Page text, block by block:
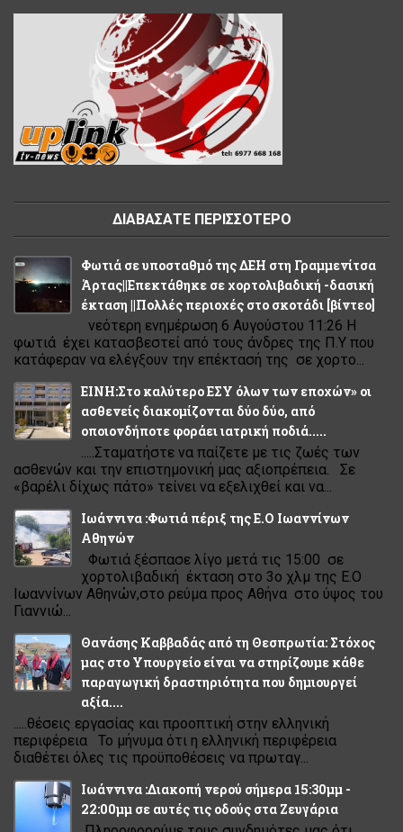
ΔΙΑΒΑΣΑΤΕ ΠΕΡΙΣΣΟΤΕΡΟ
Φωτιά σε υποσταθμό της ΔΕΗ στη Γραμμενίτσα
Άρτας||Επεκτάθηκε σε χορτολιβαδική -δασική
έκταση ||Πολλές περιοχές στο σκοτάδι [βίντεο]
νεότερη ενημέρωση 6 Αυγούστου 11:26 Η
φωτιά έχει κατασβεστεί από τους άνδρες της Π.Υ που
κατάφεραν να ελέγξουν την επέκτασή της σε χορτο...
ΕΙΝΗ:Στο καλύτερο ΕΣΥ όλων των εποχών» οι
ασθενείς διακομίζονται δύο δύο, από
οποιονδήποτε φοράει ιατρική ποδιά.....
.....Σταματήστε να παίζετε με τις ζωές των
ασθενών και την επιστημονική μας αξιοπρέπεια. Σε
«βαρέλι δίχως πάτο» τείνει να εξελιχθεί και να...
Ιωάννινα :Φωτιά πέριξ της Ε.Ο Ιωαννίνων
Αθηνών
Φωτιά ξέσπασε λίγο μετά τις 15:00 σε
χορτολιβαδική έκταση στο 3ο χλμ της Ε.Ο
Ιωαννίνων Αθηνών,στο ρεύμα προς Αθήνα στο ύψος του
Γιαννιώ...
Θανάσης Καββαδάς από τη Θεσπρωτία: Στόχος
μας στο Υπουργείο είναι να στηρίζουμε κάθε
παραγωγική δραστηριότητα που δημιουργεί
αξία....
.....θέσεις εργασίας και προοπτική στην ελληνική
περιφέρεια Το μήνυμα ότι η ελληνική περιφέρεια
διαθέτει όλες τις προϋποθέσεις να πρωταγ...
Ιωάννινα :Διακοπή νερού σήμερα 15:30μμ -
22:00μμ σε αυτές τις οδούς στα Ζευγάρια